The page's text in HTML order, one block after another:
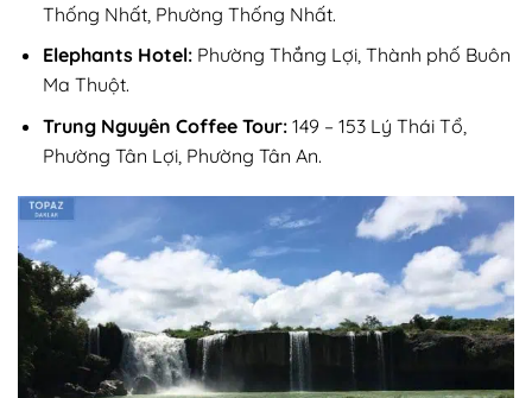
Thống Nhất, Phường Thống Nhất.
Elephants Hotel:Phường Thắng Lợi, Thành phố Buôn
Ma Thuột.
Trung Nguyên Coffee Tour:149 – 153 Lý Thái Tổ,
Phường Tân Lợi, Phường Tân An.